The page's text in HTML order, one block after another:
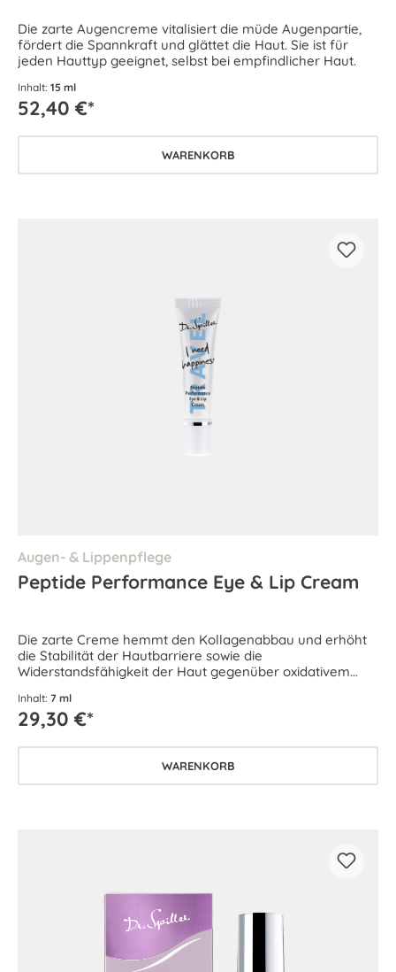
Die zarte Augencreme vitalisiert die müde Augenpartie,
fördert die Spannkraft und glättet die Haut. Sie ist für
jeden Hauttyp geeignet, selbst bei empfindlicher Haut.
Inhalt: 15 ml
52,40 €*
WARENKORB
Augen- & Lippenpflege
Peptide Performance Eye & Lip Cream
Die zarte Creme hemmt den Kollagenabbau und erhöht
die Stabilität der Hautbarriere sowie die
Widerstandsfähigkeit der Haut gegenüber oxidativem
Inhalt: 7 ml
29,30 €*
WARENKORB